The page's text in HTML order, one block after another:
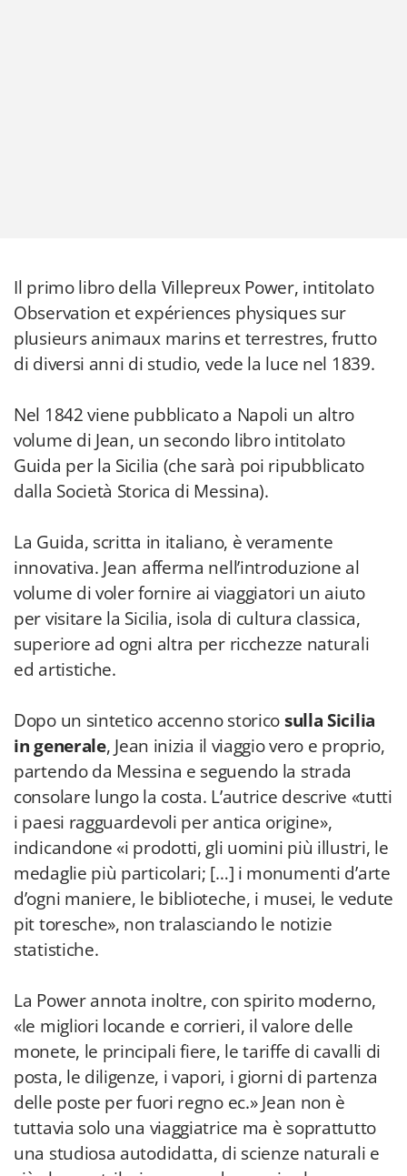
Il primo libro della Villepreux Power, intitolato
Observation et expériences physiques sur
plusieurs animaux marins et terrestres, frutto
di diversi anni di studio, vede la luce nel 1839.
Nel 1842 viene pubblicato a Napoli un altro
volume di Jean, un secondo libro intitolato
Guida per la Sicilia (che sarà poi ripubblicato
dalla Società Storica di Messina).
La Guida, scritta in italiano, è veramente
innovativa. Jean afferma nell’introduzione al
volume di voler fornire ai viaggiatori un aiuto
per visitare la Sicilia, isola di cultura classica,
superiore ad ogni altra per ricchezze naturali
ed artistiche.
Dopo un sintetico accenno storicosulla Sicilia
in generale, Jean inizia il viaggio vero e proprio,
partendo da Messina e seguendo la strada
consolare lungo la costa. L’autrice descrive «tutti
i paesi ragguardevoli per antica origine»,
indicandone «i prodotti, gli uomini più illustri, le
medaglie più particolari; […] i monumenti d’arte
d’ogni maniere, le biblioteche, i musei, le vedute
pit toresche», non tralasciando le notizie
statistiche.
La Power annota inoltre, con spirito moderno,
«le migliori locande e corrieri, il valore delle
monete, le principali fiere, le tariffe di cavalli di
posta, le diligenze, i vapori, i giorni di partenza
delle poste per fuori regno ec.» Jean non è
tuttavia solo una viaggiatrice ma è soprattutto
una studiosa autodidatta, di scienze naturali e